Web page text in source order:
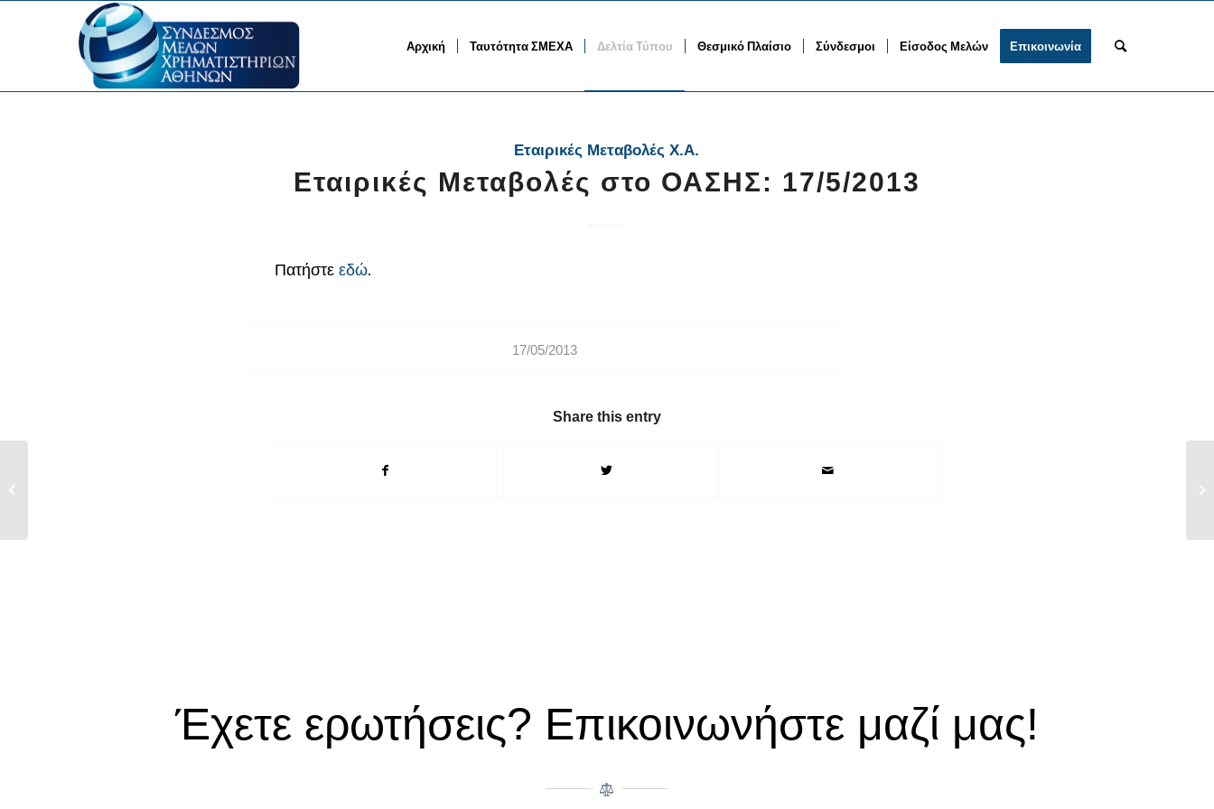
Αρχική Ταυτότητα ΣΜΕΧΑ Δελτία Τύπου Θεσμικό Πλαίσιο Σύνδεσμοι Είσοδος Μελών Επικοινωνία
Εταιρικές Μεταβολές Χ.Α.
Εταιρικές Μεταβολές στο ΟΑΣΗΣ: 17/5/2013
Πατήστε εδώ.
17/05/2013
Share this entry
Έχετε ερωτήσεις? Επικοινωνήστε μαζί μας!